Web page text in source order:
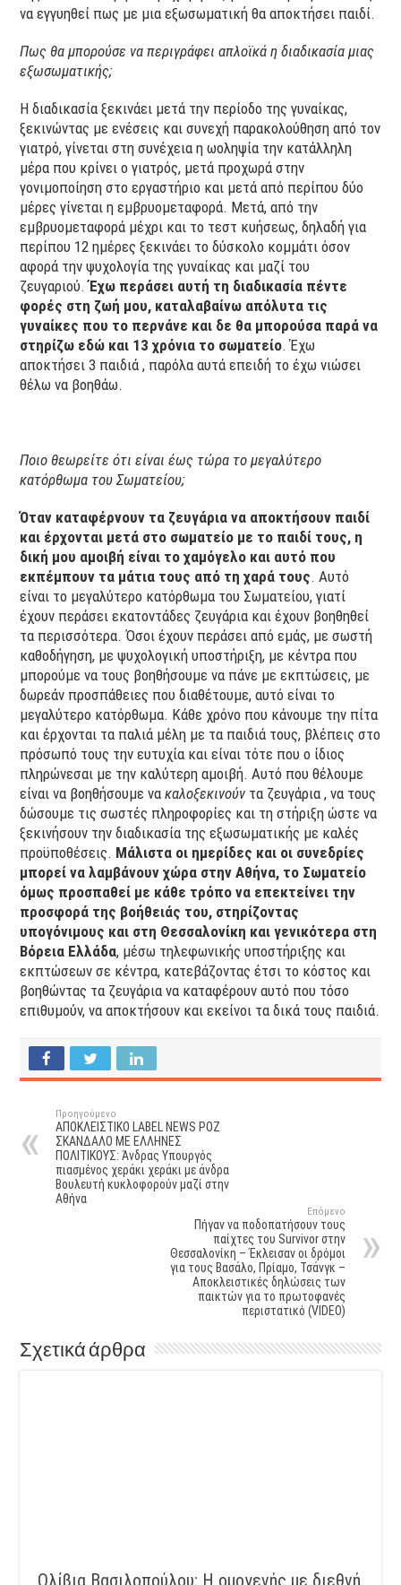
να εγγυηθεί πως με μια εξωσωματική θα αποκτήσει παιδί.
Πως θα μπορούσε να περιγράφει απλοϊκά η διαδικασία μιας
εξωσωματικής;
Η διαδικασία ξεκινάει μετά την περίοδο της γυναίκας,
ξεκινώντας με ενέσεις και συνεχή παρακολούθηση από τον
γιατρό, γίνεται στη συνέχεια η ωοληψία την κατάλληλη
μέρα που κρίνει ο γιατρός, μετά προχωρά στην
γονιμοποίηση στο εργαστήριο και μετά από περίπου δύο
μέρες γίνεται η εμβρυομεταφορά. Μετά, από την
εμβρυομεταφορά μέχρι και το τεστ κυήσεως, δηλαδή για
περίπου 12 ημέρες ξεκινάει το δύσκολο κομμάτι όσον
αφορά την ψυχολογία της γυναίκας και μαζί του
ζευγαριού.Έχω περάσει αυτή τη διαδικασία πέντε
φορές στη ζωή μου, καταλαβαίνω απόλυτα τις
γυναίκες που το περνάνε και δε θα μπορούσα παρά να
στηρίζω εδώ και 13 χρόνια το σωματείο. Έχω
αποκτήσει 3 παιδιά , παρόλα αυτά επειδή το έχω νιώσει
θέλω να βοηθάω.
Ποιο θεωρείτε ότι είναι έως τώρα το μεγαλύτερο
κατόρθωμα του Σωματείου;
Όταν καταφέρνουν τα ζευγάρια να αποκτήσουν παιδί
και έρχονται μετά στο σωματείο με το παιδί τους, η
δική μου αμοιβή είναι το χαμόγελο και αυτό που
εκπέμπουν τα μάτια τους από τη χαρά τους. Αυτό
είναι το μεγαλύτερο κατόρθωμα του Σωματείου, γιατί
έχουν περάσει εκατοντάδες ζευγάρια και έχουν βοηθηθεί
τα περισσότερα. Όσοι έχουν περάσει από εμάς, με σωστή
καθοδήγηση, με ψυχολογική υποστήριξη, με κέντρα που
μπορούμε να τους βοηθήσουμε να πάνε με εκπτώσεις, με
δωρεάν προσπάθειες που διαθέτουμε, αυτό είναι το
μεγαλύτερο κατόρθωμα. Κάθε χρόνο που κάνουμε την πίτα
και έρχονται τα παλιά μέλη με τα παιδιά τους, βλέπεις στο
πρόσωπό τους την ευτυχία και είναι τότε που ο ίδιος
πληρώνεσαι με την καλύτερη αμοιβή. Αυτό που θέλουμε
είναι να βοηθήσουμε νακαλοξεκινούν τα ζευγάρια , να τους
δώσουμε τις σωστές πληροφορίες και τη στήριξη ώστε να
ξεκινήσουν την διαδικασία της εξωσωματικής με καλές
προϋποθέσεις. Μάλιστα οι ημερίδες και οι συνεδρίες
μπορεί να λαμβάνουν χώρα στην Αθήνα, το Σωματείο
όμως προσπαθεί με κάθε τρόπο να επεκτείνει την
προσφορά της βοήθειάς του, στηρίζοντας
υπογόνιμους και στη Θεσσαλονίκη και γενικότερα στη
Βόρεια Ελλάδα, μέσω τηλεφωνικής υποστήριξης και
εκπτώσεων σε κέντρα, κατεβάζοντας έτσι το κόστος και
βοηθώντας τα ζευγάρια να καταφέρουν αυτό που τόσο
επιθυμούν, να αποκτήσουν και εκείνοι τα δικά τους παιδιά.
Προηγούμενο
ΑΠΟΚΛΕΙΣΤΙΚΟ LABEL NEWS ΡΟΖ
ΣΚΑΝΔΑΛΟ ΜΕ ΕΛΛΗΝΕΣ
ΠΟΛΙΤΙΚΟΥΣ: Άνδρας Υπουργός
πιασμένος χεράκι χεράκι με άνδρα
Βουλευτή κυκλοφορούν μαζί στην
Αθήνα
Επόμενο
Πήγαν να ποδοπατήσουν τους
παίχτες του Survivor στην
Θεσσαλονίκη – Έκλεισαν οι δρόμοι
για τους Βασάλο, Πρίαμο, Τσάνγκ –
Αποκλειστικές δηλώσεις των
παικτών για το πρωτοφανές
περιστατικό (VIDEO)
Σχετικά άρθρα